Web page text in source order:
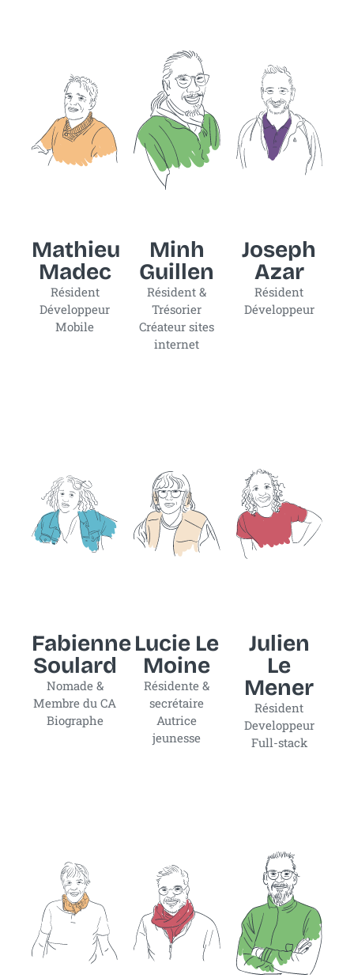
Mathieu
Madec
Résident
Développeur
Mobile
Minh
Guillen
Résident &
Trésorier
Créateur sites
internet
Joseph
Azar
Résident
Développeur
Fabienne
Soulard
Nomade &
Membre du CA
Biographe
Lucie Le
Moine
Résidente &
secrétaire
Autrice
jeunesse
Julien
Le
Mener
Résident
Developpeur
Full-stack